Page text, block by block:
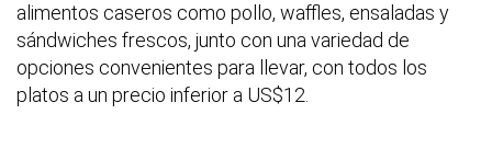
alimentos caseros como pollo, waffles, ensaladas y
sándwiches frescos, junto con una variedad de
opciones convenientes para llevar, con todos los
platos a un precio inferior a US$12.